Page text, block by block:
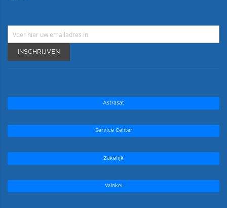
INSCHRIJVEN
Astrasat
Service Center
Zakelijk
Winkel